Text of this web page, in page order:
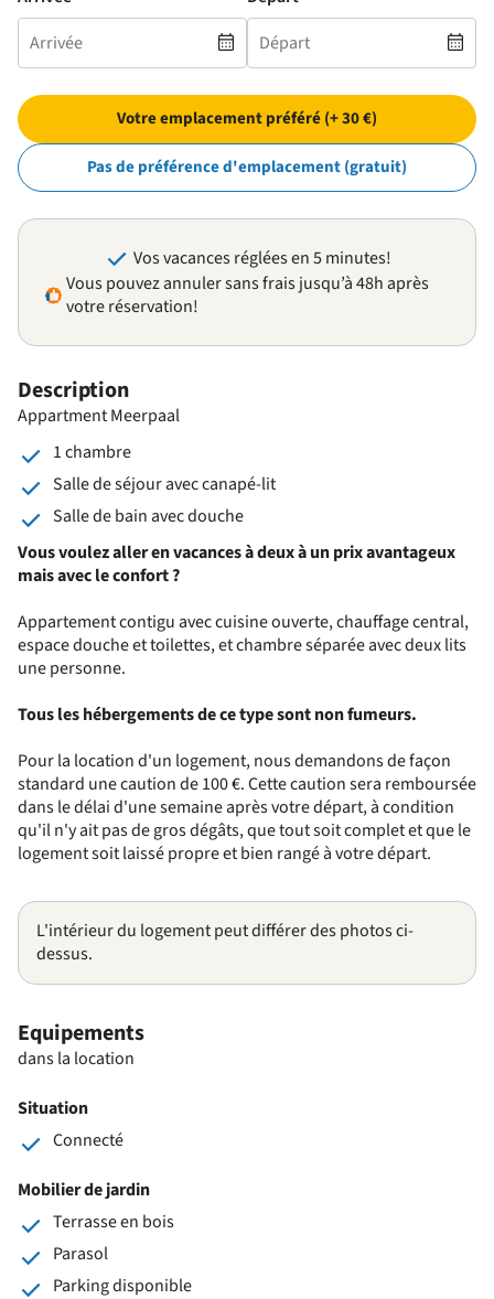
Description
Appartment Meerpaal
1 chambre
Salle de séjour avec canapé-lit
Salle de bain avec douche
Vous voulez aller en vacances à deux à un prix avantageux
mais avec le confort ?
Appartement contigu avec cuisine ouverte, chauffage central,
espace douche et toilettes, et chambre séparée avec deux lits
une personne.
Tous les hébergements de ce type sont non fumeurs.
Pour la location d'un logement, nous demandons de façon
standard une caution de 100 €. Cette caution sera remboursée
dans le délai d'une semaine après votre départ, à condition
qu'il n'y ait pas de gros dégâts, que tout soit complet et que le
logement soit laissé propre et bien rangé à votre départ.
L'intérieur du logement peut différer des photos ci-
dessus.
Votre emplacement préféré (+ 30 €)
Pas de préférence d'emplacement (gratuit)
Vos vacances réglées en 5 minutes!
Vous pouvez annuler sans frais jusqu’à 48h après
votre réservation!
Equipements
dans la location
Situation
Connecté
Mobilier de jardin
Terrasse en bois
Parasol
Parking disponible